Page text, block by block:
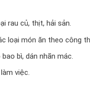
rau củ, thịt, hải sản.
loại món ăn theo công
bì, dán nhãn mác.
việc.